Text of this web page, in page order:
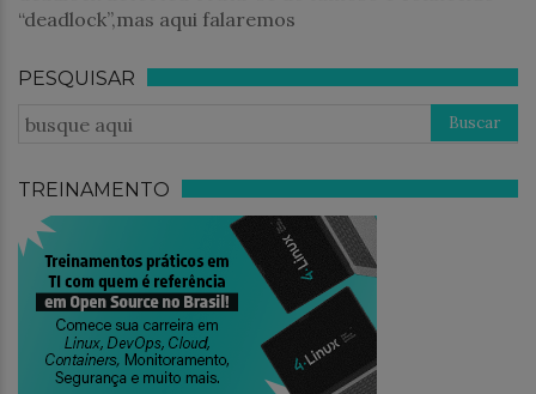
“deadlock”,mas aqui falaremos
PESQUISAR
TREINAMENTO